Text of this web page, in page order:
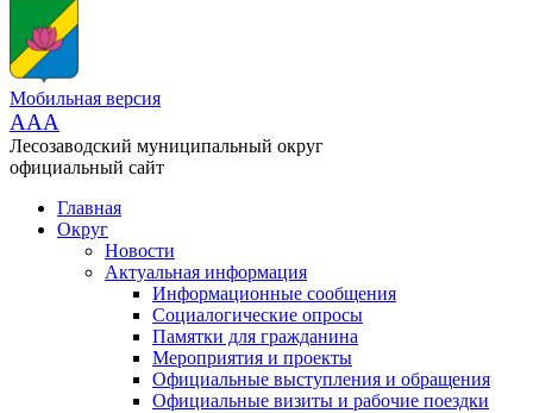
Мобильная версия
AAA
Лесозаводский муниципальный округ
официальный сайт
Главная
Округ
Новости
Актуальная информация
Информационные сообщения
Социалогические опросы
Памятки для гражданина
Мероприятия и проекты
Официальные выступления и обращения
Официальные визиты и рабочие поездки